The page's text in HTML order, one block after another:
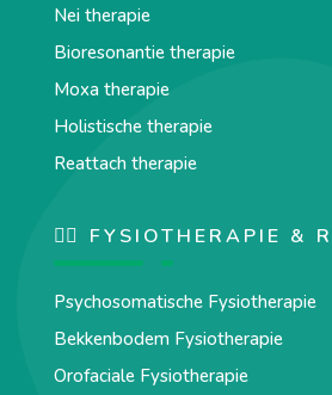
Nei therapie
Bioresonantie therapie
Moxa therapie
Holistische therapie
Reattach therapie
🏋️‍♀️ FYSIOTHERAPIE &
Psychosomatische Fysiotherapie
Bekkenbodem Fysiotherapie
Orofaciale Fysiotherapie